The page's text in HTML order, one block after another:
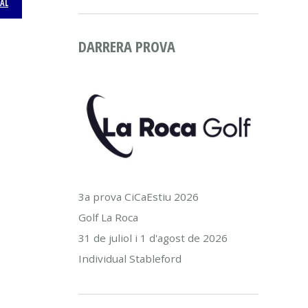
DARRERA PROVA
3a prova CiCaEstiu 2026
Golf La Roca
31 de juliol i 1 d'agost de 2026
Individual Stableford